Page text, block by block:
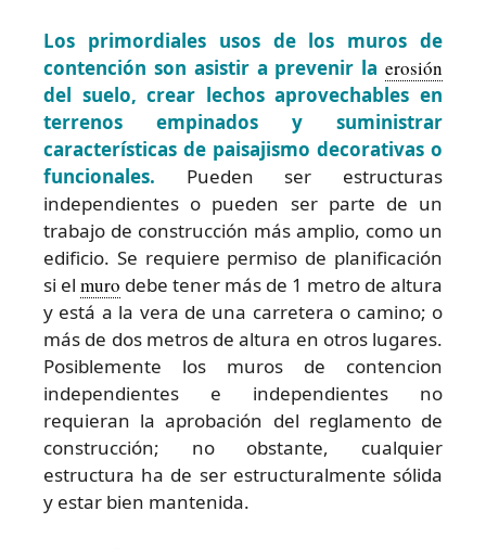
Los primordiales usos de los muros de
contención son asistir a prevenir la erosión
del suelo, crear lechos aprovechables en
terrenos empinados y suministrar
características de paisajismo decorativas o
funcionales. Pueden ser estructuras
independientes o pueden ser parte de un
trabajo de construcción más amplio, como un
edificio. Se requiere permiso de planificación
si el muro debe tener más de 1 metro de altura
y está a la vera de una carretera o camino; o
más de dos metros de altura en otros lugares.
Posiblemente los muros de contencion
independientes e independientes no
requieran la aprobación del reglamento de
construcción; no obstante, cualquier
estructura ha de ser estructuralmente sólida
y estar bien mantenida.